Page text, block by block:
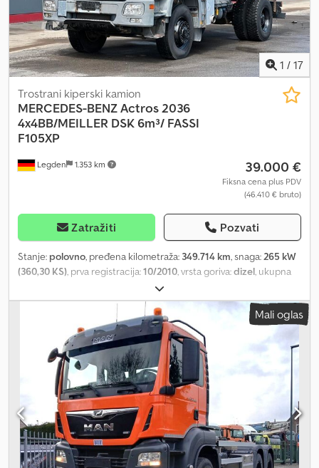
1 / 17
Legden 1.353 km
Trostrani kiperski kamion
MERCEDES-BENZActros 2036
4x4BB/MEILLER DSK 6m³/ FASSI
F105XP
39.000 €
Fiksna cena plus PDV
(46.410 € bruto)
Zatražiti Pozvati
Stanje: polovno, pređena kilometraža: 349.714 km, snaga: 265 kW
(360,30 KS) , prva registracija:10/2010 , vrsta goriva:dizel , ukupna
, konfiguracija osovina:
prenosa:poluautomatski, emisioni razred:Euro 5, ukupna širina:
, ukupna visina: 3.600 mm
, zapremina tovarnog prostora:
, dužina tovarnog prostora:4.200 mm, širina utovarnog
prostora: 2.420 mm, visina tovarnog prostora:
, Godina
proizvodnje:2010 , Oprema:ABS, dizalica, filter za čađ, klima
uređaj, pogon na sve točkove, * Sa kabinom * Standardno vozilo
sa podesivim sedištem * MB Truck Line CD radio * Bord računar
sa multifunkcionalnim volanom * Bluetooth handsfree uređaj * CB
radio * Klima uređaj * Centralno zaključavanje ----* Sunčana
zaštita * H7 farovi * Maglovna svetla * Rotirajuća svetla Dcjdpezb
Aulofx Akwjk ----* Dizel motor V6, LA, 265 kW, Euro 5 * Menjač G
Mali oglas